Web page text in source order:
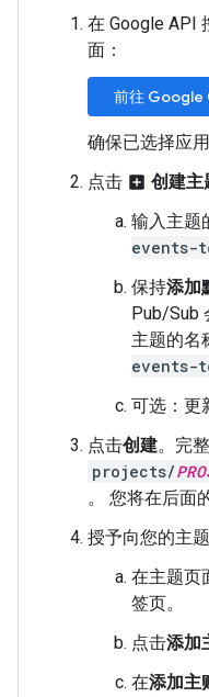
在 Google API
面：
前往 Google
确保已选择应
点击 add_box 创建主
输入主题
events-
保持添加
Pub/Sub
主题的名
events-
可选：更
点击创建。完
projects/
。 您将在后面
授予向您的主
在主题页
签页。
点击添加
在添加主